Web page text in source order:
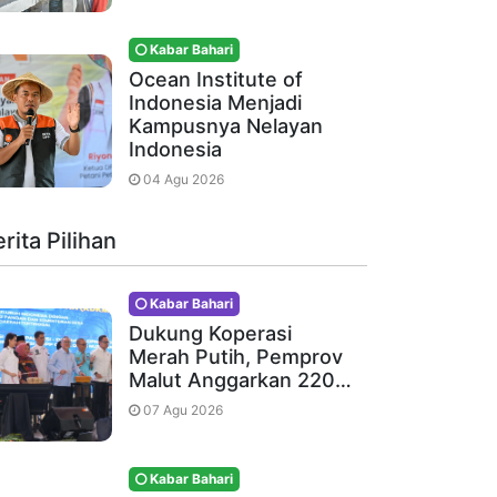
Kabar Bahari
Ocean Institute of
Indonesia Menjadi
Kampusnya Nelayan
Indonesia
04 Agu 2026
Pilihan
Kabar Bahari
Dukung Koperasi
Merah Putih, Pemprov
Malut Anggarkan 220…
07 Agu 2026
Kabar Bahari